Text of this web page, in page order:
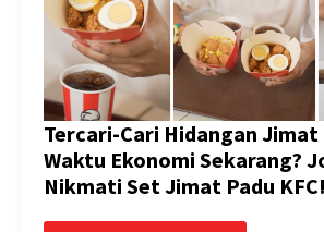
Tercari-Cari Hidangan Jimat
Waktu Ekonomi Sekarang?
Nikmati Set Jimat Padu KFC!